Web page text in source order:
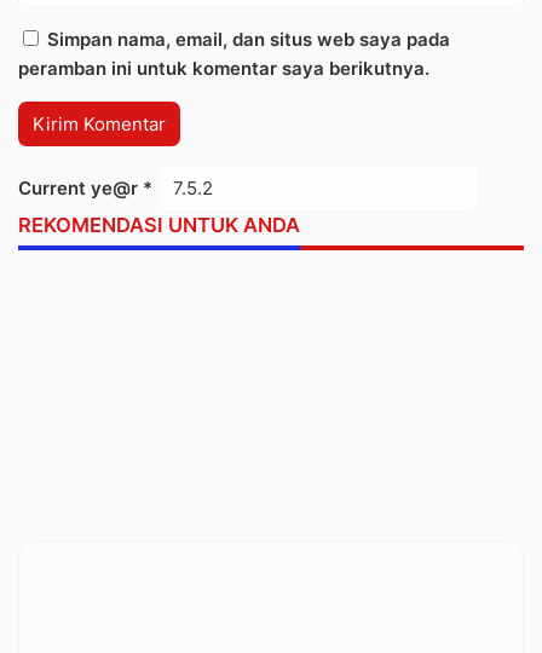
Simpan nama, email, dan situs web saya pada
peramban ini untuk komentar saya berikutnya.
Current ye@r *
REKOMENDASI UNTUK ANDA